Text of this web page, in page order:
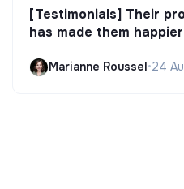
[Testimonials] Their
has made them happier
Marianne Roussel•24